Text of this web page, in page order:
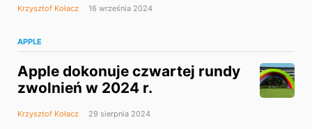
Krzysztof Kołacz 16 września 2024
APPLE
Apple dokonuje czwartej rundy
zwolnień w 2024 r.
Krzysztof Kołacz 29 sierpnia 2024